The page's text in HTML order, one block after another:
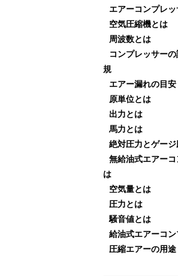
エアーコンプレ
空気圧縮機とは
周波数とは
コンプレッサー
規
エアー漏れの目安
原単位とは
出力とは
馬力とは
絶対圧力とゲー
無給油式エアー
は
空気量とは
圧力とは
騒音値とは
給油式エアーコ
圧縮エアーの用途